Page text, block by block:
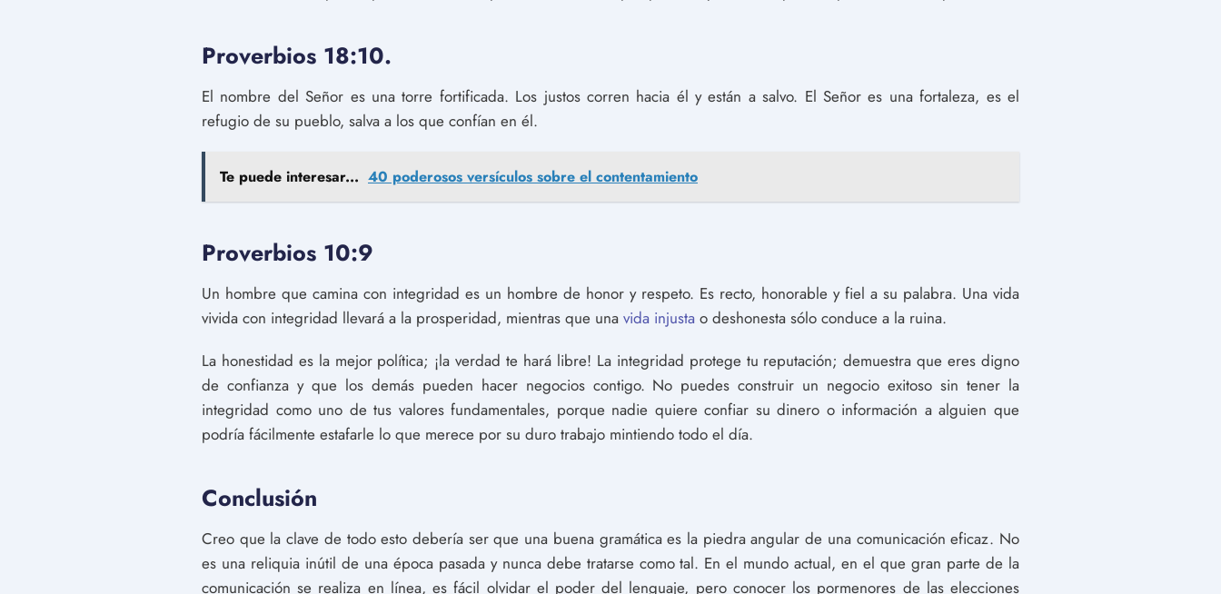
Proverbios 18:10.
El nombre del Señor es una torre fortificada. Los justos corren hacia él y están a salvo. El Señor es una fortaleza, es el
refugio de su pueblo, salva a los que confían en él.
Te puede interesar... 40 poderosos versículos sobre el contentamiento
Proverbios 10:9
Un hombre que camina con integridad es un hombre de honor y respeto. Es recto, honorable y fiel a su palabra. Una vida
vivida con integridad llevará a la prosperidad, mientras que una vida injusta o deshonesta sólo conduce a la ruina.
La honestidad es la mejor política; ¡la verdad te hará libre! La integridad protege tu reputación; demuestra que eres digno
de confianza y que los demás pueden hacer negocios contigo. No puedes construir un negocio exitoso sin tener la
integridad como uno de tus valores fundamentales, porque nadie quiere confiar su dinero o información a alguien que
podría fácilmente estafarle lo que merece por su duro trabajo mintiendo todo el día.
Conclusión
Creo que la clave de todo esto debería ser que una buena gramática es la piedra angular de una comunicación eficaz. No
es una reliquia inútil de una época pasada y nunca debe tratarse como tal. En el mundo actual, en el que gran parte de la
comunicación se realiza en línea, es fácil olvidar el poder del lenguaje, pero conocer los pormenores de las elecciones